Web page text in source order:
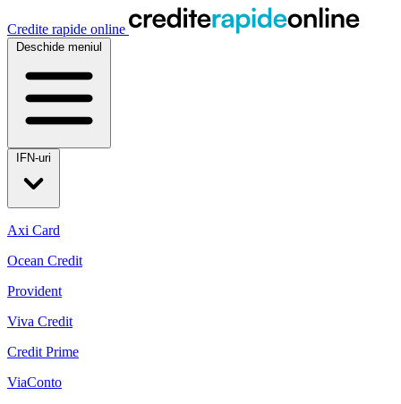
Credite rapide online
Deschide meniul
IFN-uri
Axi Card
Ocean Credit
Provident
Viva Credit
Credit Prime
ViaConto